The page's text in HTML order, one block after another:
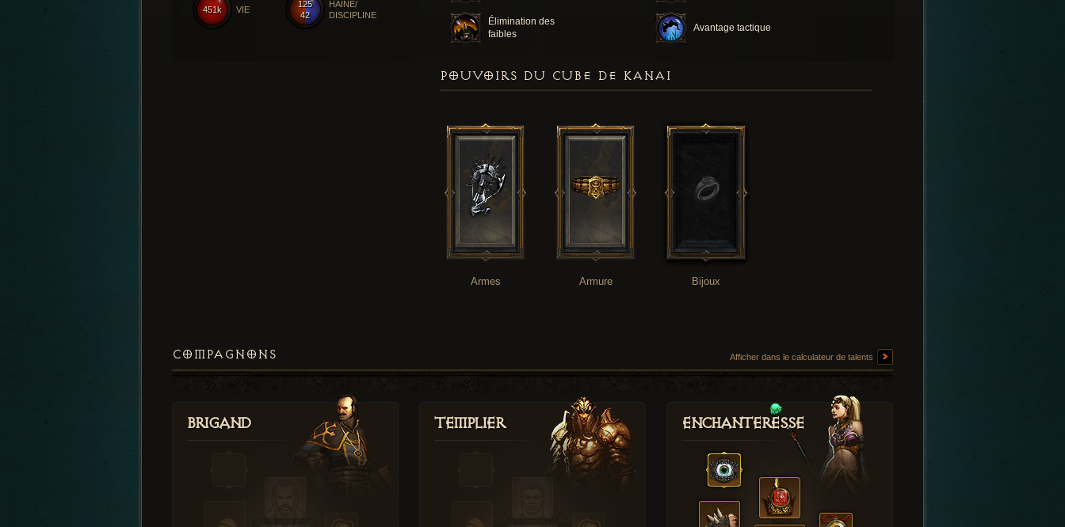
Élimination des
faibles
Avantage tactique
125
42
HAINE/
DISCIPLINE
451k VIE
POUVOIRS DU CUBE DE KANAI
Armes Armure Bijoux
COMPAGNONS Afficher dans le calculateur de talents
Brigand Templier Enchanteresse